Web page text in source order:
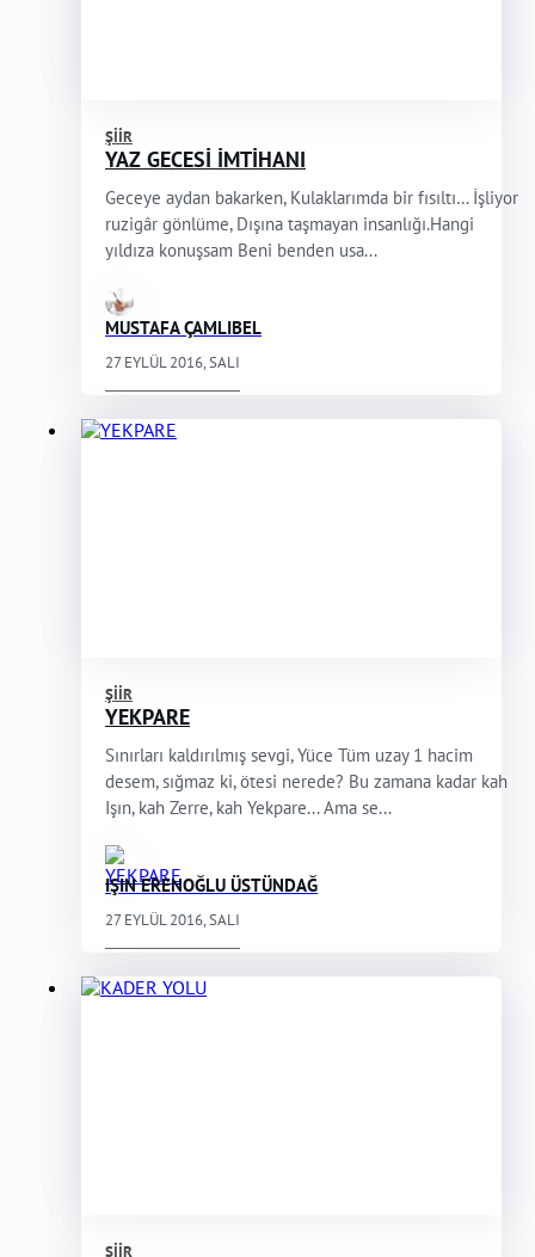
ŞIIR
YAZ GECESİ İMTİHANI
Geceye aydan bakarken, Kulaklarımda bir fısıltı… İşliyor
ruzigâr gönlüme, Dışına taşmayan insanlığı.Hangi
yıldıza konuşsam Beni benden usa...
MUSTAFA ÇAMLIBEL
27 EYLÜL 2016, SALI
ŞIIR
YEKPARE
Sınırları kaldırılmış sevgi, Yüce Tüm uzay 1 hacim
desem, sığmaz ki, ötesi nerede? Bu zamana kadar kah
Işın, kah Zerre, kah Yekpare... Ama se...
IŞIN ERENOĞLU ÜSTÜNDAĞ
27 EYLÜL 2016, SALI
ŞIIR